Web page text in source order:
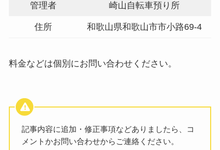
管理者 崎山自転車預り所
住所 和歌山県和歌山市市小路69-4
料金などは個別にお問い合わせください。
記事内容に追加・修正事項などありましたら、コ
メントかお問い合わせからご連絡ください。